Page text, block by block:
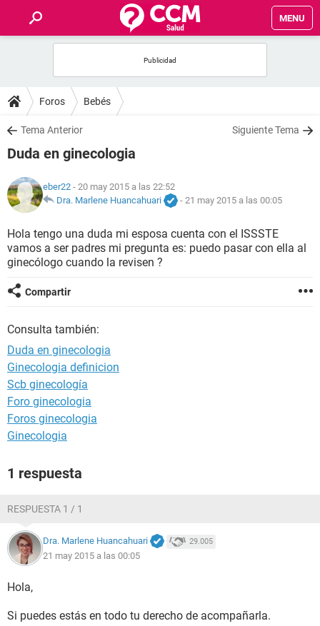
MENU
FOROS
SALUD
NUTRICIÓN
BIENESTAR
Foros Bebés
Tema Anterior Siguiente Tema
Duda en ginecologia
eber22 - 20 may 2015 a las 22:52
Dra. Marlene Huancahuari
- 21 may 2015 a las 00:05
Hola tengo una duda mi esposa cuenta con el ISSSTE
vamos a ser padres mi pregunta es: puedo pasar con ella al
ginecólogo cuando la revisen ?
Compartir
Consulta también:
Duda en ginecologia
Ginecologia definicion
Scb ginecología
Foro ginecologia
Foros ginecologia
Ginecologia
1 respuesta
RESPUESTA 1 / 1
Dra. Marlene Huancahuari 29.005
21 may 2015 a las 00:05
Hola,
Si puedes estás en todo tu derecho de acompañarla.